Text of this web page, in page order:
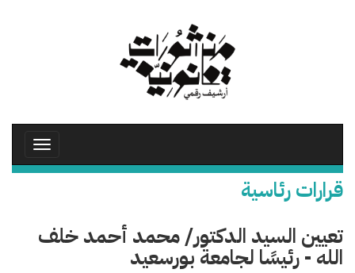
Toggle
قرارات رئاسية
تعيين السيد الدكتور/ محمد أحمد خلف
الله - رئيسًا لجامعة بورسعيد